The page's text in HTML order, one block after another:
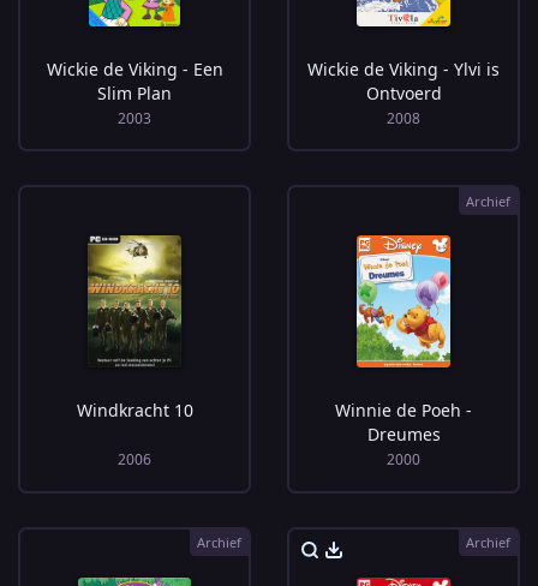
Wickie de Viking - Een
Slim Plan
2003
Wickie de Viking - Ylvi is
Ontvoerd
2008
Windkracht 10
2006
Winnie de Poeh -
Dreumes
2000
Archief
Archief Archief